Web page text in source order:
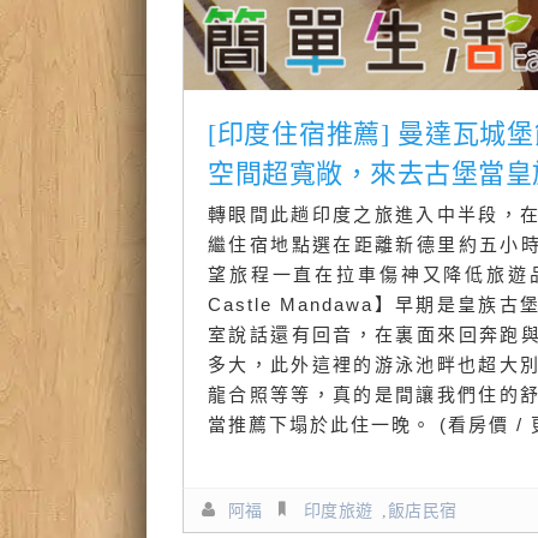
[印度住宿推薦] 曼達瓦城
空間超寬敞，來去古堡當皇
轉眼間此趟印度之旅進入中半段，
繼住宿地點選在距離新德里約五小
望旅程一直在拉車傷神又降低旅
Castle Mandawa】早期是皇族古
室說話還有回音，在裏面來回奔跑
多大，此外這裡的游泳池畔也超大
龍合照等等，真的是間讓我們住的
當推薦下塌於此住一晚。 (看房價 /
阿福 印度旅遊 飯店民宿